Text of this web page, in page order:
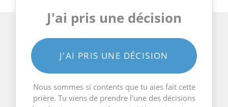
J'ai pris une décision
J'AI PRIS UNE DÉCISION
Nous sommes si contents que tu aies fait cette
prière. Tu viens de prendre l'une des décisions